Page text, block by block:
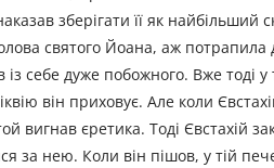
зберігати її як
святого Йоана, аж
себе дуже побожного. Вже тоді
він приховує. Але коли
вигнав єретика. Тоді Євстахій
за нею. Коли він пішов, у тій